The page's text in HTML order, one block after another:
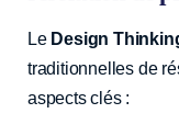
Le Design
traditionnelles de
aspects clés :